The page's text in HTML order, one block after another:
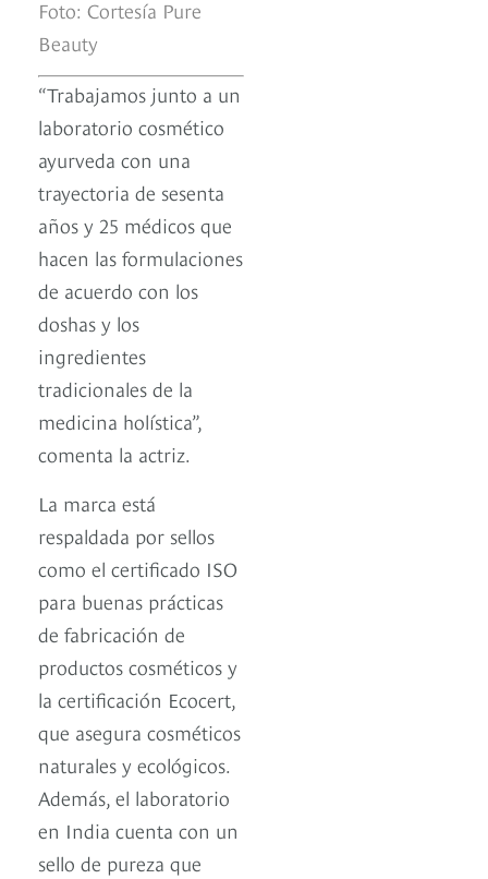
Foto: Cortesía Pure
Beauty
“Trabajamos junto a un
laboratorio cosmético
ayurveda con una
trayectoria de sesenta
años y 25 médicos que
hacen las formulaciones
de acuerdo con los
doshas y los
ingredientes
tradicionales de la
medicina holística”,
comenta la actriz.
La marca está
respaldada por sellos
como el certificado ISO
para buenas prácticas
de fabricación de
productos cosméticos y
la certificación Ecocert,
que asegura cosméticos
naturales y ecológicos.
Además, el laboratorio
en India cuenta con un
sello de pureza que